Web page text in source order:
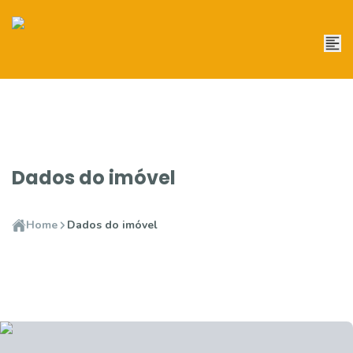
Dados do imóvel
Home Dados do imóvel